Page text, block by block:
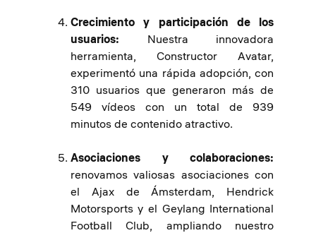
Crecimiento y participación de los
usuarios: Nuestra innovadora
herramienta, Constructor Avatar,
experimentó una rápida adopción, con
310 usuarios que generaron más de
549 vídeos con un total de 939
minutos de contenido atractivo.
Asociaciones y colaboraciones:
renovamos valiosas asociaciones con
el Ajax de Ámsterdam, Hendrick
Motorsports y el Geylang International
Football Club, ampliando nuestro